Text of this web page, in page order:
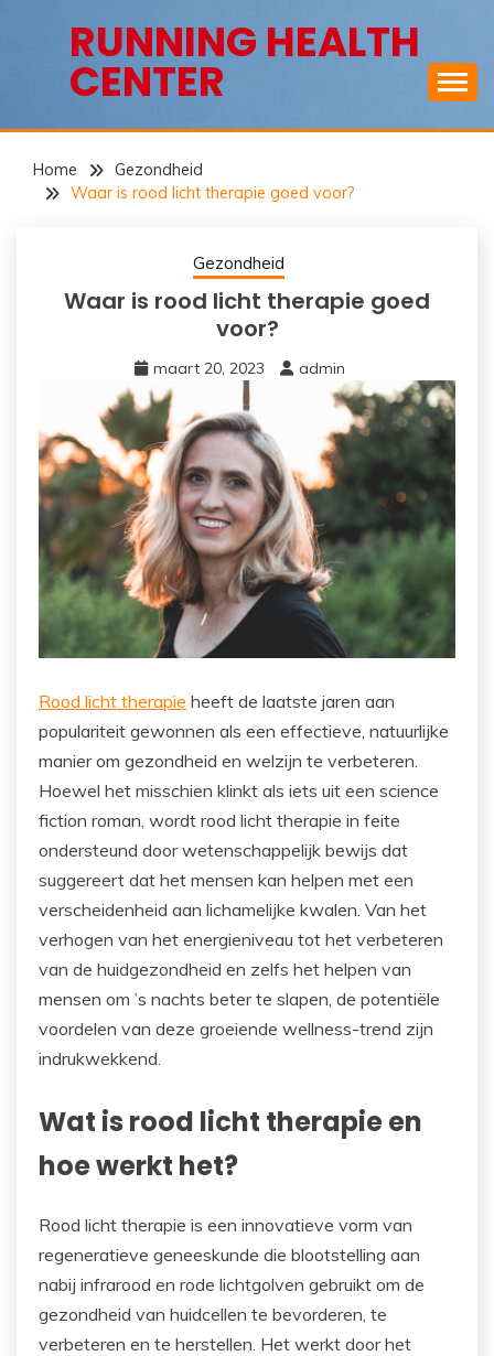
RUNNING HEALTH
CENTER
Home
Gezondheid
Waar is rood licht therapie goed voor?
Gezondheid
Waar is rood licht therapie goed
voor?
maart 20, 2023 admin
Rood licht therapie heeft de laatste jaren aan
populariteit gewonnen als een effectieve, natuurlijke
manier om gezondheid en welzijn te verbeteren.
Hoewel het misschien klinkt als iets uit een science
fiction roman, wordt rood licht therapie in feite
ondersteund door wetenschappelijk bewijs dat
suggereert dat het mensen kan helpen met een
verscheidenheid aan lichamelijke kwalen. Van het
verhogen van het energieniveau tot het verbeteren
van de huidgezondheid en zelfs het helpen van
mensen om ’s nachts beter te slapen, de potentiële
voordelen van deze groeiende wellness-trend zijn
indrukwekkend.
Wat is rood licht therapie en
hoe werkt het?
Rood licht therapie is een innovatieve vorm van
regeneratieve geneeskunde die blootstelling aan
nabij infrarood en rode lichtgolven gebruikt om de
gezondheid van huidcellen te bevorderen, te
verbeteren en te herstellen. Het werkt door het